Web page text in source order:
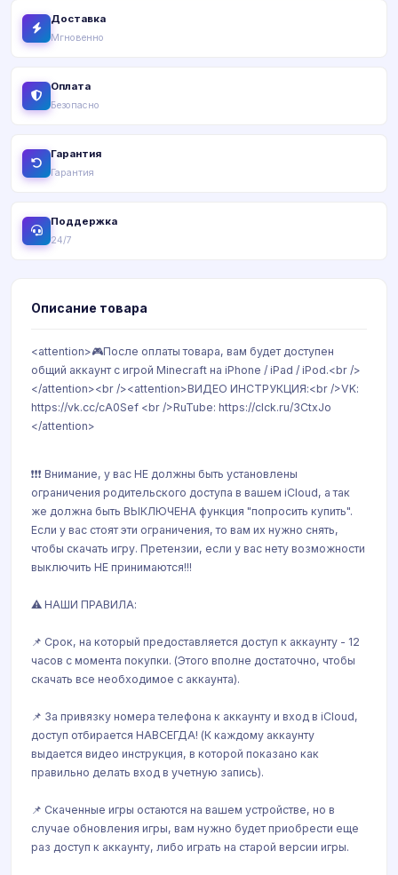
Доставка
Мгновенно
Оплата
Безопасно
Гарантия
Гарантия
Поддержка
24/7
Описание товара
<attention>🎮После оплаты товара, вам будет доступен
общий аккаунт с игрой Minecraft на iPhone / iPad / iPod.<br />
</attention><br /><attention>ВИДЕО ИНСТРУКЦИЯ:<br />VK:
https://vk.cc/cA0Sef <br />RuTube: https://clck.ru/3CtxJo
</attention>
❗️❗️❗️ Внимание, у вас НЕ должны быть установлены
ограничения родительского доступа в вашем iCloud, а так
же должна быть ВЫКЛЮЧЕНА функция "попросить купить".
Если у вас стоят эти ограничения, то вам их нужно снять,
чтобы скачать игру. Претензии, если у вас нету возможности
выключить НЕ принимаются!!!
⚠️ НАШИ ПРАВИЛА:
📌 Срок, на который предоставляется доступ к аккаунту - 12
часов с момента покупки. (Этого вполне достаточно, чтобы
скачать все необходимое с аккаунта).
📌 За привязку номера телефона к аккаунту и вход в iCloud,
доступ отбирается НАВСЕГДА! (К каждому аккаунту
выдается видео инструкция, в которой показано как
правильно делать вход в учетную запись).
📌 Скаченные игры остаются на вашем устройстве, но в
случае обновления игры, вам нужно будет приобрести еще
раз доступ к аккаунту, либо играть на старой версии игры.